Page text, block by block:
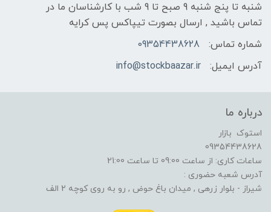
شنبه تا پنج شنبه 9 صبح تا 9 شب با کارشناسان ما در
تماس باشید , ارسال بصورت تیپاکس پس کرایه
شماره تماس:
09354438628
آدرس ایمیل:
info@stockbaazar.ir
درباره ما
استوک بازار
09354438628
ساعات کاری: از ساعت 09:00 تا ساعت 21:00
آدرس شعبه حضوری :
شیراز - بلوار زرهی , میدان باغ حوض , رو به روی کوچه 2 الف